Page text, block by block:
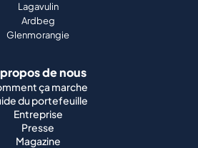
Lagavulin
Ardbeg
Glenmorangie
de nous
ça marche
du portefeuille
Entreprise
Presse
Magazine